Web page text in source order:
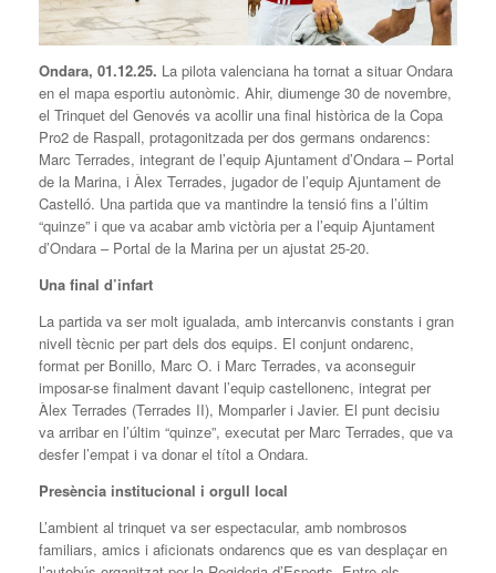
Ondara, 01.12.25. La pilota valenciana ha tornat a situar Ondara
en el mapa esportiu autonòmic. Ahir, diumenge 30 de novembre,
el Trinquet del Genovés va acollir una final històrica de la Copa
Pro2 de Raspall, protagonitzada per dos germans ondarencs:
Marc Terrades, integrant de l’equip Ajuntament d’Ondara – Portal
de la Marina, i Àlex Terrades, jugador de l’equip Ajuntament de
Castelló. Una partida que va mantindre la tensió fins a l’últim
“quinze” i que va acabar amb victòria per a l’equip Ajuntament
d’Ondara – Portal de la Marina per un ajustat 25-20.
Una final d’infart
La partida va ser molt igualada, amb intercanvis constants i gran
nivell tècnic per part dels dos equips. El conjunt ondarenc,
format per Bonillo, Marc O. i Marc Terrades, va aconseguir
imposar-se finalment davant l’equip castellonenc, integrat per
Àlex Terrades (Terrades II), Momparler i Javier. El punt decisiu
va arribar en l’últim “quinze”, executat per Marc Terrades, que va
desfer l’empat i va donar el títol a Ondara.
Presència institucional i orgull local
L’ambient al trinquet va ser espectacular, amb nombrosos
familiars, amics i aficionats ondarencs que es van desplaçar en